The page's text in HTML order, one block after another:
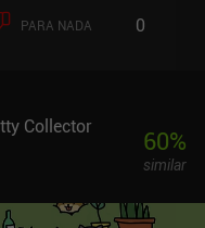
superar a todos tus
del ecosistema.
mientras que otros nos
También hay
o nos disparan
PARA NADA 0
Collector 60%
similar